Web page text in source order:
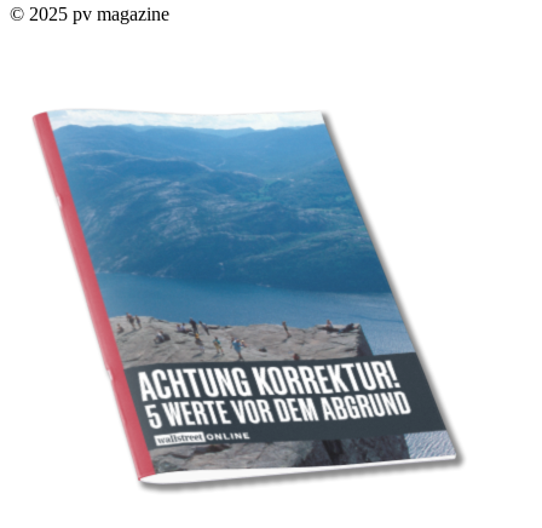
© 2025 pv magazine